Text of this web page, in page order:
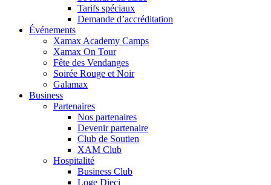
Tarifs spéciaux
Demande d’accréditation
Événements
Xamax Academy Camps
Xamax On Tour
Fête des Vendanges
Soirée Rouge et Noir
Galamax
Business
Partenaires
Nos partenaires
Devenir partenaire
Club de Soutien
XAM Club
Hospitalité
Business Club
Loge Dieci